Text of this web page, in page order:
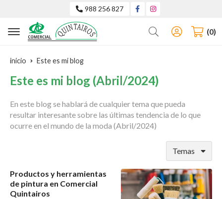
988 256 827
Buscar 0
inicio Este es mi blog
Este es mi blog (Abril/2024)
En este blog se hablará de cualquier tema que pueda
resultar interesante sobre las últimas tendencia de lo que
ocurre en el mundo de la moda (Abril/2024)
Temas
Productos y herramientas
de pintura en Comercial
Quintairos